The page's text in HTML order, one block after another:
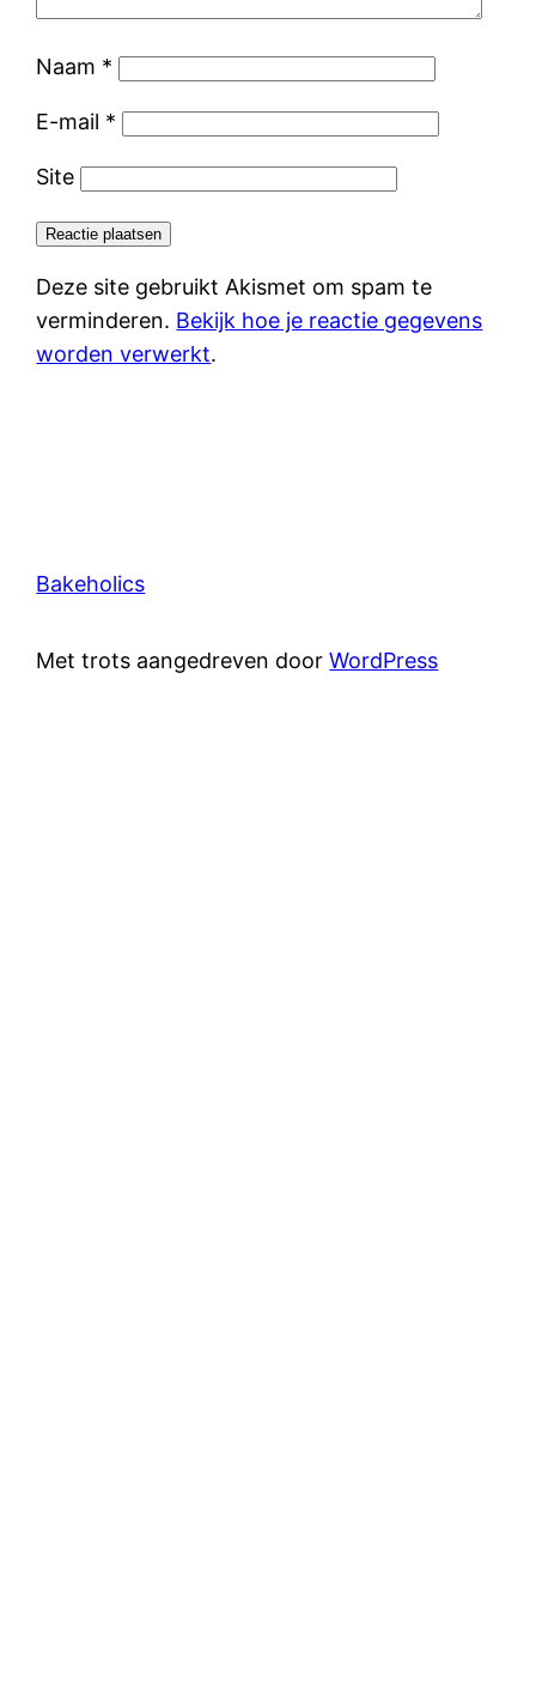
Naam *
E-mail *
Site
Deze site gebruikt Akismet om spam te
verminderen. Bekijk hoe je reactie gegevens
worden verwerkt.
Bakeholics
Met trots aangedreven doorWordPress